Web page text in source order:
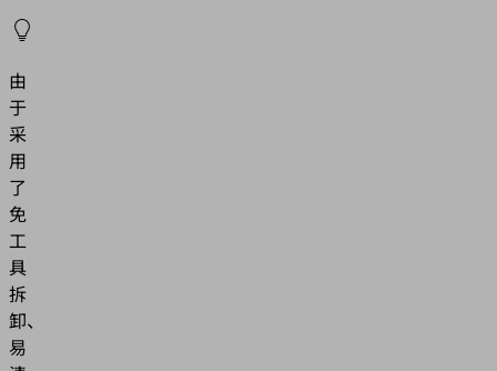
由
于
采
用
了
免
工
具
拆
卸、
易